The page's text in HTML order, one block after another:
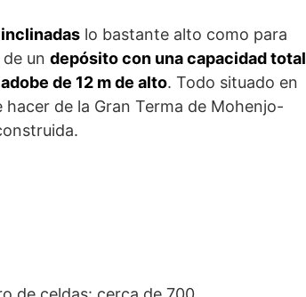
lo bastante alto como para
un depósito con una capacidad total
de 12 m de alto. Todo situado en
de la Gran Terma de Mohenjo-